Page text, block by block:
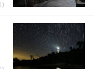
)